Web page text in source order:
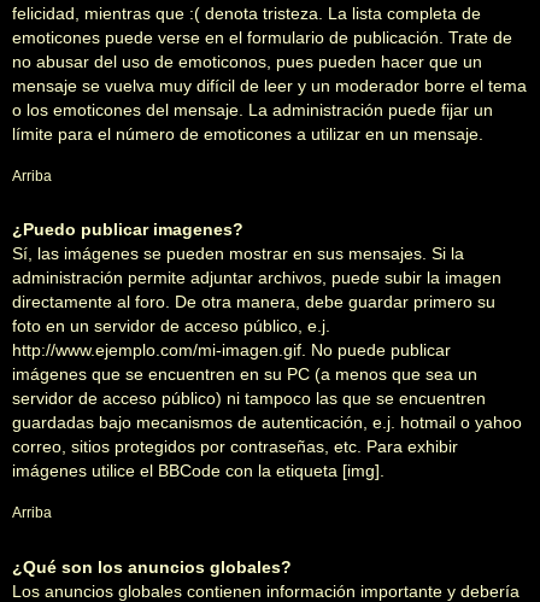
felicidad, mientras que :( denota tristeza. La lista completa de
emoticones puede verse en el formulario de publicación. Trate de
no abusar del uso de emoticonos, pues pueden hacer que un
mensaje se vuelva muy difícil de leer y un moderador borre el tema
o los emoticones del mensaje. La administración puede fijar un
límite para el número de emoticones a utilizar en un mensaje.
Arriba
¿Puedo publicar imagenes?
Sí, las imágenes se pueden mostrar en sus mensajes. Si la
administración permite adjuntar archivos, puede subir la imagen
directamente al foro. De otra manera, debe guardar primero su
foto en un servidor de acceso público, e.j.
http://www.ejemplo.com/mi-imagen.gif. No puede publicar
imágenes que se encuentren en su PC (a menos que sea un
servidor de acceso público) ni tampoco las que se encuentren
guardadas bajo mecanismos de autenticación, e.j. hotmail o yahoo
correo, sitios protegidos por contraseñas, etc. Para exhibir
imágenes utilice el BBCode con la etiqueta [img].
Arriba
¿Qué son los anuncios globales?
Los anuncios globales contienen información importante y debería